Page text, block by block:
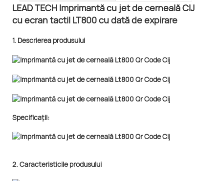
LEAD TECH Imprimantă cu jet de cerneală CIJ
cu ecran tactil LT800 cu dată de expirare
1. Descrierea produsului
Specificații:
2. Caracteristicile produsului